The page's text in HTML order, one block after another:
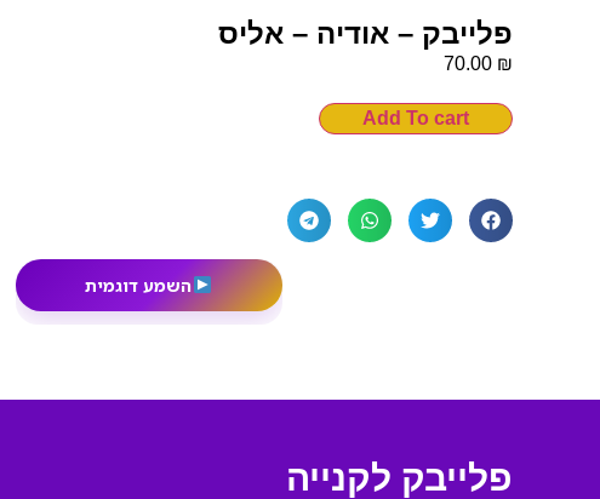
פלייבק – אודיה – אליס
70.00 ₪
Add To cart
השמע דוגמית
פלייבק לקנייה